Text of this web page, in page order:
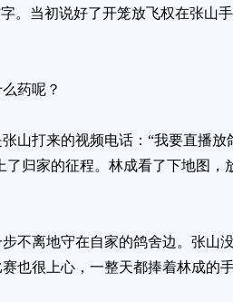
。当初说好了开笼放飞权在张山
药呢？
山打来的视频电话：“我要直播
了归家的征程。林成看了下地图
不离地守在自家的鸽舍边。张山
也很上心，一整天都捧着林成的